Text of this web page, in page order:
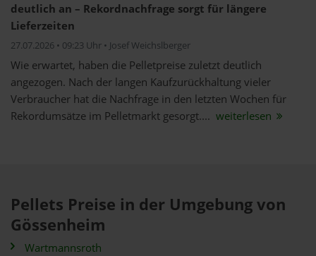
deutlich an – Rekordnachfrage sorgt für längere
Lieferzeiten
27.07.2026 • 09:23 Uhr • Josef Weichslberger
Wie erwartet, haben die Pelletpreise zuletzt deutlich
angezogen. Nach der langen Kaufzurückhaltung vieler
Verbraucher hat die Nachfrage in den letzten Wochen für
Rekordumsätze im Pelletmarkt gesorgt.... weiterlesen
Pellets Preise in der Umgebung von
Gössenheim
Wartmannsroth